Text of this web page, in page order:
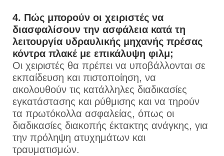
4. Πώς μπορούν οι χειριστές να
διασφαλίσουν την ασφάλεια κατά τη
λειτουργία υδραυλικής μηχανής πρέσας
κόντρα πλακέ με επικάλυψη φιλμ;
Οι χειριστές θα πρέπει να υποβάλλονται σε
εκπαίδευση και πιστοποίηση, να
ακολουθούν τις κατάλληλες διαδικασίες
εγκατάστασης και ρύθμισης και να τηρούν
τα πρωτόκολλα ασφαλείας, όπως οι
διαδικασίες διακοπής έκτακτης ανάγκης, για
την πρόληψη ατυχημάτων και
τραυματισμών.